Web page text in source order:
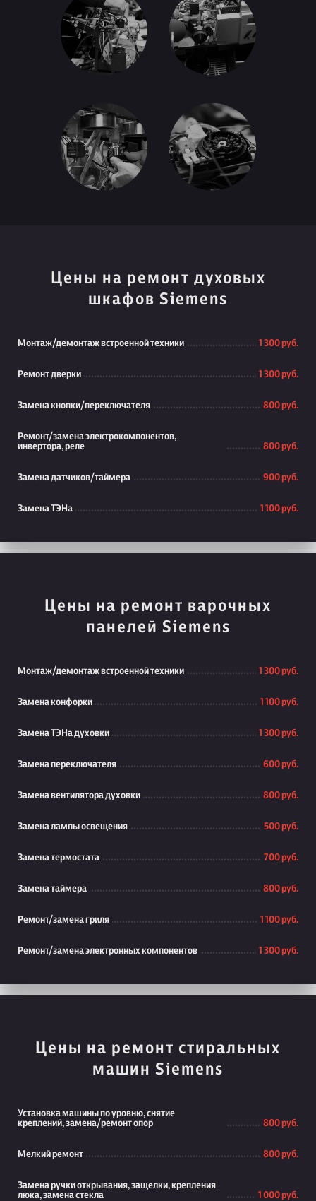
Цены на ремонт духовых
шкафов Siemens
Монтаж/демонтаж встроенной техники 1 300 руб.
Ремонт дверки 1 300 руб.
Замена кнопки/переключателя 800 руб.
Ремонт/замена электрокомпонентов,
инвертора, реле
800 руб.
Замена датчиков/таймера 900 руб.
Замена ТЭНа 1 100 руб.
Цены на ремонт варочных
панелей Siemens
Монтаж/демонтаж встроенной техники 1 300 руб.
Замена конфорки 1 100 руб.
Замена ТЭНа духовки 1 300 руб.
Замена переключателя 600 руб.
Замена вентилятора духовки 800 руб.
Замена лампы освещения 500 руб.
Замена термостата 700 руб.
Замена таймера 800 руб.
Ремонт/замена гриля 1 100 руб.
Ремонт/замена электронных компонентов 1 300 руб.
Цены на ремонт стиральных
машин Siemens
Установка машины по уровню, снятие
креплений, замена/ремонт опор
800 руб.
Мелкий ремонт 800 руб.
Замена ручки открывания, защелки, крепления
люка, замена стекла
1 000 руб.